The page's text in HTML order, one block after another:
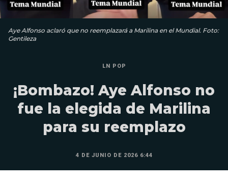
Aye Alfonso aclaró que no reemplazará a Marilina en el Mundial. Foto:
Gentileza
LN POP
¡Bombazo! Aye Alfonso no
fue la elegida de Marilina
para su reemplazo
4 DE JUNIO DE 2026 6:44